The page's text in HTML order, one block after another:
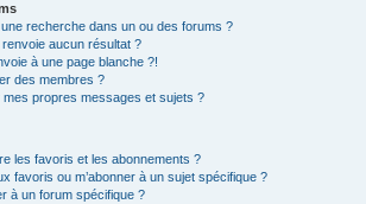
recherche dans un ou des forums ?
aucun résultat ?
à une page blanche ?!
des membres ?
propres messages et sujets ?
les favoris et les abonnements ?
favoris ou m’abonner à un sujet spécifique ?
à un forum spécifique ?